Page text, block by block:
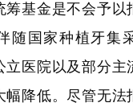
筹基金是不会予以
随国家种植牙集
立医院以及部分主
幅降低。尽管无法